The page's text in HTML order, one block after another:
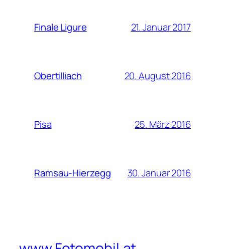
Finale Ligure 21. Januar 2017
Obertilliach 20. August 2016
Pisa 25. März 2016
Ramsau-Hierzegg 30. Januar 2016